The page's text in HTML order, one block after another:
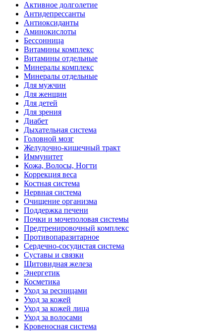
Активное долголетие
Антидепрессанты
Антиоксиданты
Аминокислоты
Бессонница
Витамины комплекс
Витамины отдельные
Минералы комплекс
Минералы отдельные
Для мужчин
Для женщин
Для детей
Для зрения
Диабет
Дыхательная система
Головной мозг
Желудочно-кишечный тракт
Иммунитет
Кожа, Волосы, Ногти
Коррекция веса
Костная система
Нервная система
Очищение организма
Поддержка печени
Почки и мочеполовая системы
Предтренировочный комплекс
Противопаразитарное
Сердечно-сосудистая система
Суставы и связки
Щитовидная железа
Энергетик
Косметика
Уход за ресницами
Уход за кожей
Уход за кожей лица
Уход за волосами
Кровеносная система